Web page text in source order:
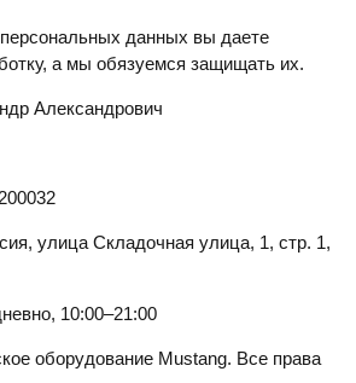
данных вы даете
а мы обязуемся защищать их.
Александрович
улица Складочная улица, 1, стр. 1,
10:00–21:00
оборудование Mustang. Все права